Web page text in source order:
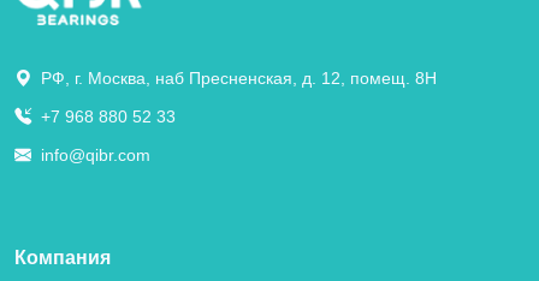
РФ, г. Москва, наб Пресненская, д. 12, помещ. 8Н
+7 968 880 52 33
info@qibr.com
Компания